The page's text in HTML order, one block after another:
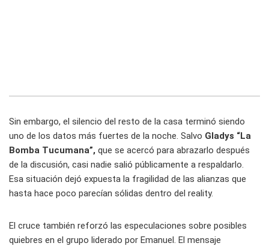
Sin embargo, el silencio del resto de la casa terminó siendo
uno de los datos más fuertes de la noche. Salvo Gladys “La
Bomba Tucumana”, que se acercó para abrazarlo después
de la discusión, casi nadie salió públicamente a respaldarlo.
Esa situación dejó expuesta la fragilidad de las alianzas que
hasta hace poco parecían sólidas dentro del reality.
El cruce también reforzó las especulaciones sobre posibles
quiebres en el grupo liderado por Emanuel. El mensaje